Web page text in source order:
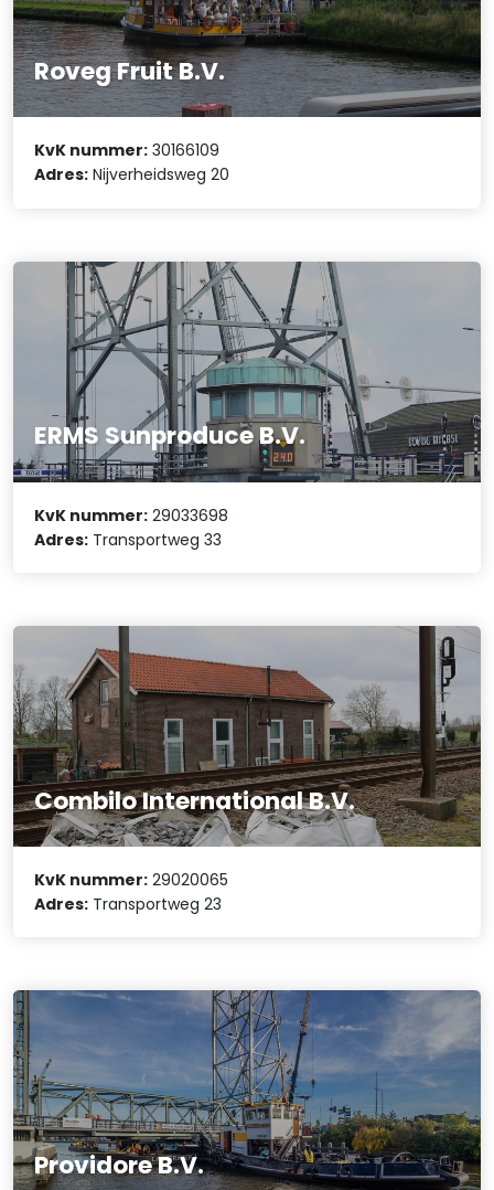
Roveg Fruit B.V.
KvK nummer: 30166109
Adres: Nijverheidsweg 20
ERMS Sunproduce B.V.
KvK nummer: 29033698
Adres: Transportweg 33
Combilo International B.V.
KvK nummer: 29020065
Adres: Transportweg 23
Providore B.V.